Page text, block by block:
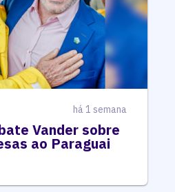
há 1 semana
Vander sobre
ao Paraguai